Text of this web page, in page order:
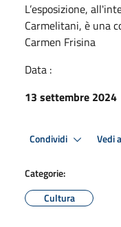
L’esposizione,
Carmelitani, è una
Carmen Frisina
Data :
13 settembre 2024
Condividi Vedi
Categorie:
Cultura